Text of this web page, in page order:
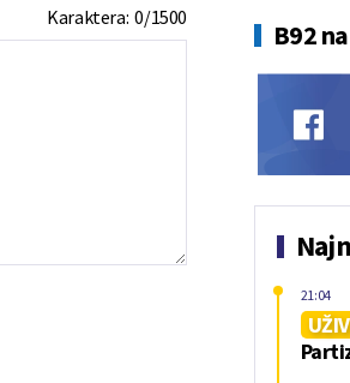
Karaktera:0/1500
B92
21:04